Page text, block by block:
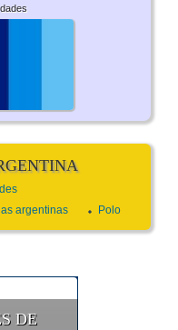
argentinas Polo
DE